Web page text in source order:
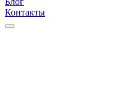
Контакты